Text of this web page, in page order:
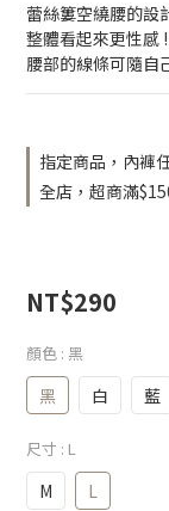
蕾絲簍空繞腰的設
整體看起來更性感
腰部的線條可隨自
指定商品，內褲
全店，超商滿
NT$290
顏色 : 黑
黑 白 藍
尺寸 : L
M L